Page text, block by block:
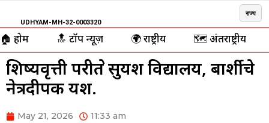
UDHYAM-MH-32-0003320
राज्य
🏠 होम 🔝 टॉप न्यूज़ 🌍 राष्ट्रीय 🗺️ अंतर्राष्ट्रीय
शिष्यवृत्ती परीक्षेत सुयश विद्यालय, बार्शीचे
नेत्रदीपक यश.
May 21, 2026 11:33 am